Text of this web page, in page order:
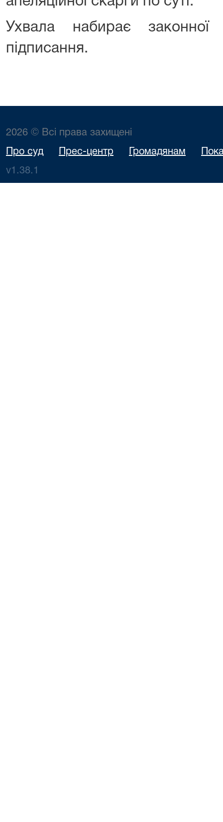
Ухвала набирає
підписання.
2026 © Всі права захищені
Про суд Прес-центр Громадянам
v1.38.1